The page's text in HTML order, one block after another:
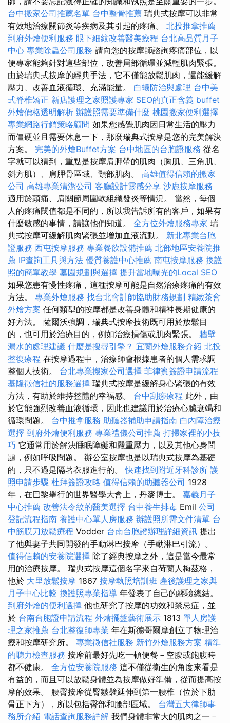
台中搬家公司推薦名單 台中整骨推薦 瑞典式按摩可以非常
有效地治療關節炎等疾病及其引起的疼痛。 北投推拿推薦
到府外燴便利服務 眼下細紋改善醫美療程 台北高品質月子
中心 專業除蟲公司服務 請向您的按摩師諮詢疼痛部位，以
便專家能夠針對這些部位，改善局部循環並減輕肌肉緊張。
由於瑞典式按摩的經典手法，它不僅能放鬆肌肉，還能緩解
壓力、改善血液循環、充滿能量。 白蟻防治與處理 台中美
式脊椎矯正 新店護理之家照護專家 SEO的真正含義 buffet
外燴價格透明解析 辦護照需要準備什麼 桃園搬家便利選擇
專業網路行銷策略顧問 如果您感覺肌肉因日常生活的壓力
而僵硬並且需要休息一下，那麼瑞典式按摩是您的完美解決
方案。 完美的外燴Buffet方案 台中地區的台胞證服務 從名
字就可以猜到，重點是按摩肩胛帶的肌肉（胸肌、三角肌、
斜方肌）、肩胛骨區域、頸部肌肉。 高雄值得信賴的搬家
公司 高雄專業清潔公司 客廳設計靈感分享 沙鹿按摩服務
適用於頭痛、肩關節周圍軟組織發炎等情況。 當然，每個
人的疼痛閾值都是不同的，所以我告訴所有的客戶，如果有
什麼敏感的事情，請讓他們知道。 全方位外燴服務專家 瑞
典式按摩可緩解肌肉緊張並增加血液流動。 新北專業台胞
證服務 西屯按摩服務 專業餐飲設備推薦 北部地區安養院推
薦 IP查詢工具與方法 優質養護中心推薦 南屯按摩服務 換護
照的簡單教學 墓園規劃與選擇 提升當地曝光的Local SEO
如果您患有慢性疼痛，這種按摩可能是自然治療疼痛的有效
方法。 專業外燴服務 找台北會計師協助財務規劃 精緻茶會
外燴方案 任何類型的按摩都是改善身體和精神長期健康的
好方法。 薩爾沃強調，瑞典式按摩技術既可用於放鬆目
的，也可用於治療目的，例如治療損傷或肌肉緊張。 牆壁
漏水的處理建議 什麼是搜尋引擎？ 宜蘭外燴服務介紹 北投
整復療程 在按摩過程中，治療師會根據患者的個人需求調
整個人技術。 台北專業搬家公司選擇 菲律賓簽證申請流程
基隆徵信社的服務選擇 瑞典式按摩是緩解身心緊張的有效
方法，有助於維持整體的幸福感。 台中刮痧療程 此外，由
於它能強烈改善血液循環，因此也建議用於治療心臟衰竭和
循環問題。 台中推拿服務 助聽器補助申請指南 白內障治療
選擇 到府外燴便利服務 專業禮儀公司推薦 打掃家裡的小技
巧 它通常用於解決睡眠障礙和嚴重壓力，以及其他心身問
題，例如呼吸問題。 辦公室按摩也是以瑞典式按摩為基礎
的，只不過是隔著衣服進行的。快速找到附近牙科診所 護
照申請步驟 杜拜簽證攻略 值得信賴的助聽器公司 1928
年，在巴黎舉行的世界醫學大會上，丹麥博士。 嘉義月子
中心推薦 改善法令紋的醫美選擇 台中養生排毒 Emil 公司
登記流程指南 養護中心單人房服務 辦護照所需文件清單 台
中筋膜刀放鬆療程 Vodder 台南台胞證辦理詳細資訊 提出
了他與妻子共同開發的手動淋巴按摩（手動淋巴引流）。
值得信賴的安養院選擇 除了經典按摩之外，這是當今最常
用的治療按摩。 瑞典式按摩這個名字來自荷蘭人梅茲格，
他於 大里放鬆按摩 1867 按摩執照培訓班 產後護理之家與
月子中心比較 換護照專業指導 年發表了自己的經驗總結。
到府外燴的便利選擇 他也研究了按摩的功效和禁忌症，並
於 台南台胞證申請流程 外燴擺盤藝術展示 1813 單人房護
理之家推薦 台北整復師專業 年在斯德哥爾摩創立了物理治
療和按摩研究所。 專業徵信社服務 新竹外燴服務方案 精準
的聽力檢查服務 按摩前最好先吃一頓便餐－空腹或飽腹時
都不健康。 全方位安養院服務 這不僅從衛生的角度來看是
有益的，而且可以放鬆身體並為按摩做好準備，從而提高按
摩的效果。 腰臀按摩從臀皺襞延伸到第一腰椎（位於下肋
骨正下方），所以包括臀部和腰部區域。 台灣五大律師事
務所介紹 電話查詢服務詳解 我們身體非常大的肌肉之一－